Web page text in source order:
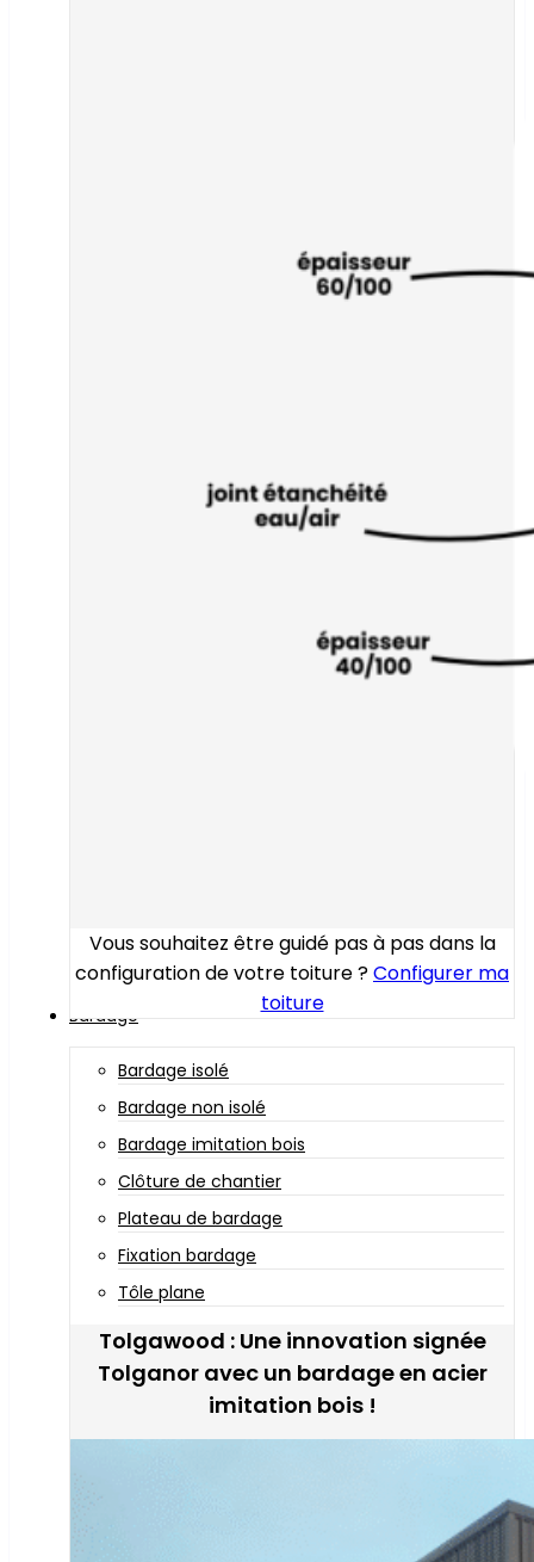
Vous souhaitez être guidé pas à pas dans la
configuration de votre toiture ?Configurer ma
toiture
Bardage
Bardage isolé
Bardage non isolé
Bardage imitation bois
Clôture de chantier
Plateau de bardage
Fixation bardage
Tôle plane
Tolgawood : Une innovation signée
Tolganor avec un bardage en acier
imitation bois !